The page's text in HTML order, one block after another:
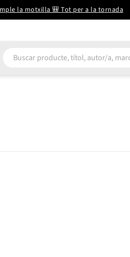
la motxilla 🎒 Tot per a la tornada